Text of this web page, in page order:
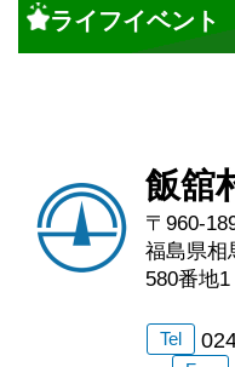
ライフイベント
飯舘
〒960-
福島県相
580番地1
Tel